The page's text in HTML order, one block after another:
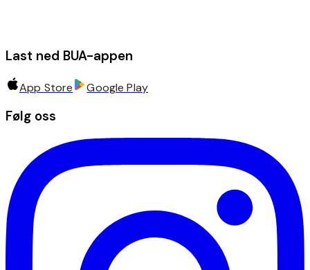
Last ned BUA-appen
App Store Google Play
Følg oss